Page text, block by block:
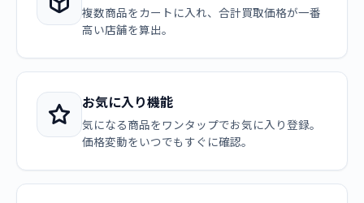
複数商品をカートに入れ、合計買取価格が一番
高い店舗を算出。
お気に入り機能
気になる商品をワンタップでお気に入り登録。
価格変動をいつでもすぐに確認。